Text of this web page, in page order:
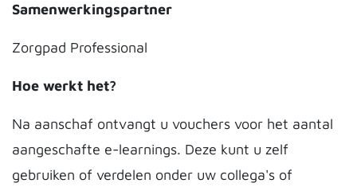
Samenwerkingspartner
Zorgpad Professional
Hoe werkt het?
Na aanschaf ontvangt u vouchers voor het aantal
aangeschafte e-learnings. Deze kunt u zelf
gebruiken of verdelen onder uw collega's of